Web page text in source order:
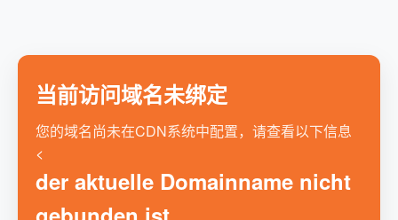
当前访问域名未绑定
您的域名尚未在CDN系统中配置，请查看以下信息
<
der aktuelle Domainname nicht